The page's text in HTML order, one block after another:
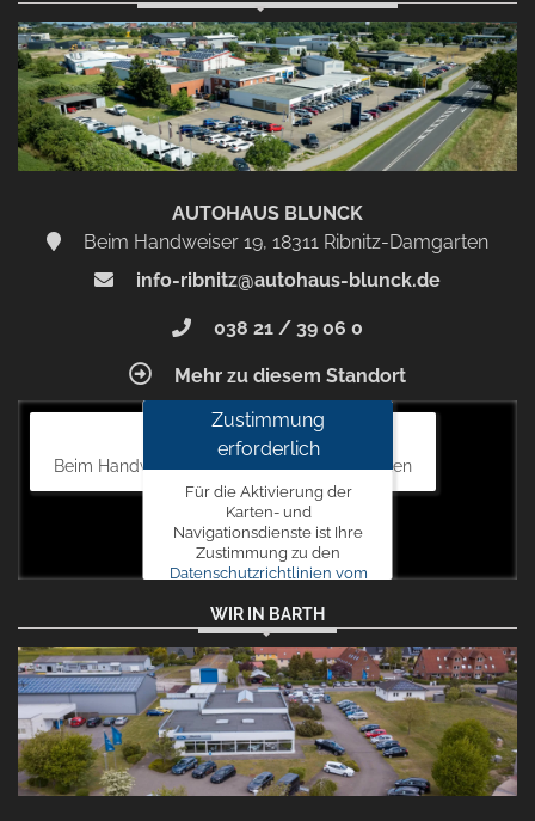
AUTOHAUS BLUNCK
Beim Handweiser 19, 18311 Ribnitz-Damgarten
info-ribnitz@autohaus-blunck.de
038 21 / 39 06 0
Mehr zu diesem Standort
Autohaus Blunck
Beim Handweiser 19, 18311 Ribnitz-Damgarten
Zustimmung
erforderlich
Für die Aktivierung der
Karten- und
Navigationsdienste ist Ihre
Zustimmung zu den
Datenschutzrichtlinien vom
erforderlich.
Zustimmen
und
aktivieren
WIR IN BARTH